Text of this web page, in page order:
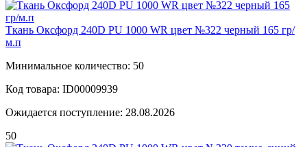
Ткань Оксфорд 240D PU 1000 WR цвет №322 черный 165 гр/
м.п
Минимальное количество: 50
Код товара: ID00009939
Ожидается поступление: 28.08.2026
50